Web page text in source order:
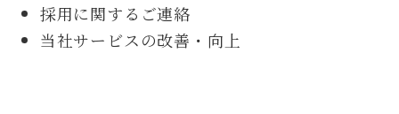
採用に関するご連絡
当社サービスの改善・向上